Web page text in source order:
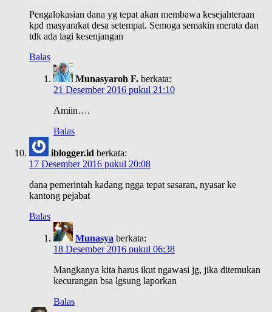
Pengalokasian dana yg tepat akan membawa kesejahteraan
kpd masyarakat desa setempat. Semoga semakin merata dan
tdk ada lagi kesenjangan
Balas
Munasyaroh F. berkata:
21 Desember 2016 pukul 21:10
Amiin….
Balas
iblogger.id berkata:
17 Desember 2016 pukul 20:08
dana pemerintah kadang ngga tepat sasaran, nyasar ke
kantong pejabat
Balas
Munasya berkata:
18 Desember 2016 pukul 06:38
Mangkanya kita harus ikut ngawasi jg, jika ditemukan
kecurangan bsa lgsung laporkan
Balas